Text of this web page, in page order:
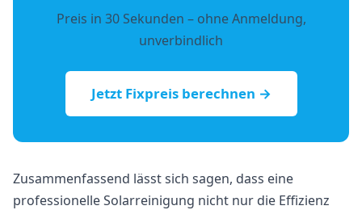
Preis in 30 Sekunden – ohne Anmeldung,
unverbindlich
Jetzt Fixpreis berechnen →
Zusammenfassend lässt sich sagen, dass eine
professionelle Solarreinigung nicht nur die Effizienz